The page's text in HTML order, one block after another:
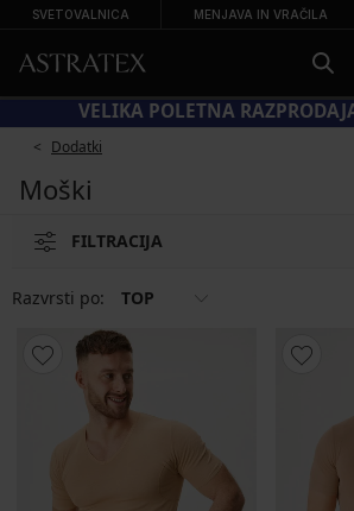
SVETOVALNICA MENJAVA IN VRAČILA
VELIKA POLETNA
Dodatki
Moški
FILTRACIJA
Razvrsti po: TOP